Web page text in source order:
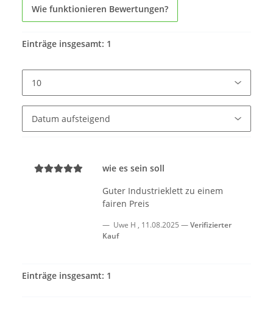
Wie funktionieren Bewertungen?
Einträge insgesamt: 1
wie es sein soll
Guter Industrieklett zu einem
fairen Preis
Uwe H , 11.08.2025
Verifizierter
Kauf
Einträge insgesamt: 1